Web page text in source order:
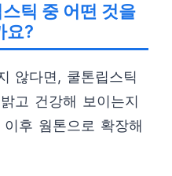
틱 중 어떤 것을
요?
않다면, 쿨톤립스틱
고 건강해 보이는지
후 웜톤으로 확장해